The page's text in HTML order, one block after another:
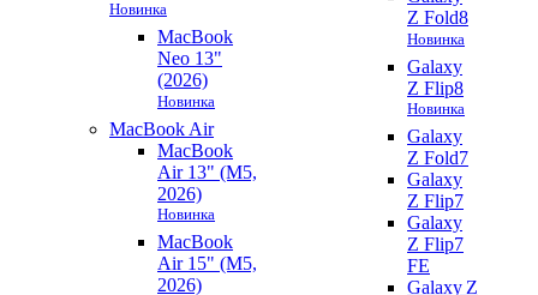
Новинка
MacBook
Neo 13"
(2026)
Новинка
MacBook Air
MacBook
Air 13" (M5,
2026)
Новинка
MacBook
Air 15" (M5,
2026)
Z Fold8
Новинка
Galaxy
Z Flip8
Новинка
Galaxy
Z Fold7
Galaxy
Z Flip7
Galaxy
Z Flip7
FE
Galaxy Z